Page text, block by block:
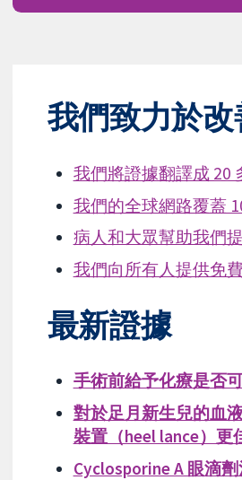
我們致力於
我們將證據翻譯成 20
我們的全球網路覆蓋
病人和大眾幫助我們
我們向所有人提供免
最新證據
手術前給予化療是否
對於足月新生兒的血
裝置（heel lance）更
Cyclosporine A 眼滴